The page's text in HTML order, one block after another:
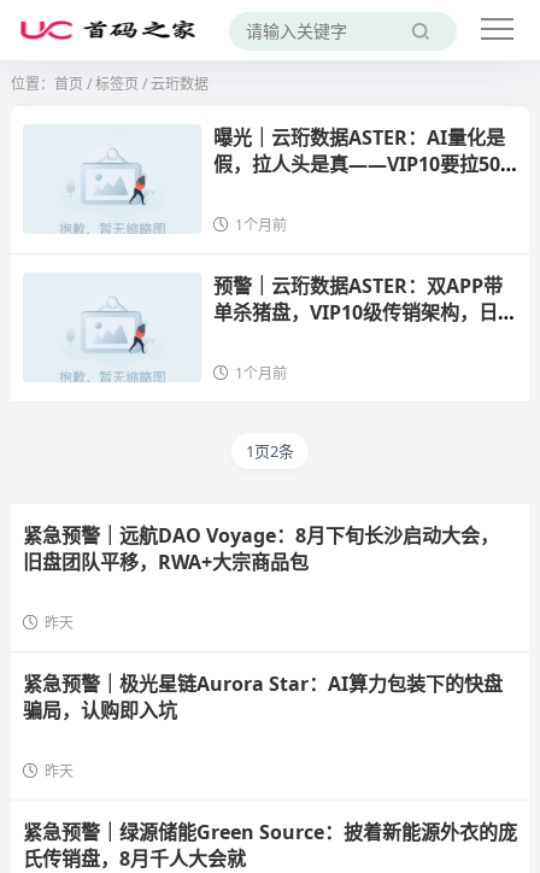
位置： 首页 /标签页 / 云珩数据
曝光｜云珩数据ASTER：AI量化是
假，拉人头是真——VIP10要拉500
1个月前
预警｜云珩数据ASTER：双APP带
单杀猪盘，VIP10级传销架构，日息
1个月前
1页2条
紧急预警｜远航DAO Voyage：8月下旬长沙启动大会，
旧盘团队平移，RWA+大宗商品包
昨天
紧急预警｜极光星链Aurora Star：AI算力包装下的快盘
骗局，认购即入坑
昨天
紧急预警｜绿源储能Green Source：披着新能源外衣的庞
氏传销盘，8月千人大会就